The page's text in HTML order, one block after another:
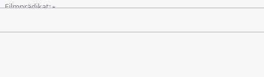
Filmprädikat:-